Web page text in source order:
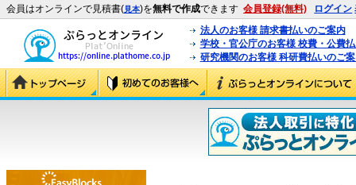
会員はオンラインで見積書(見本)を無料で作成できます 会員登録(無料) ログイン
法人のお客様 請求書払いのご案内
学校・官公庁のお客様 校費・公費
研究機関のお客様 科研費払いのご